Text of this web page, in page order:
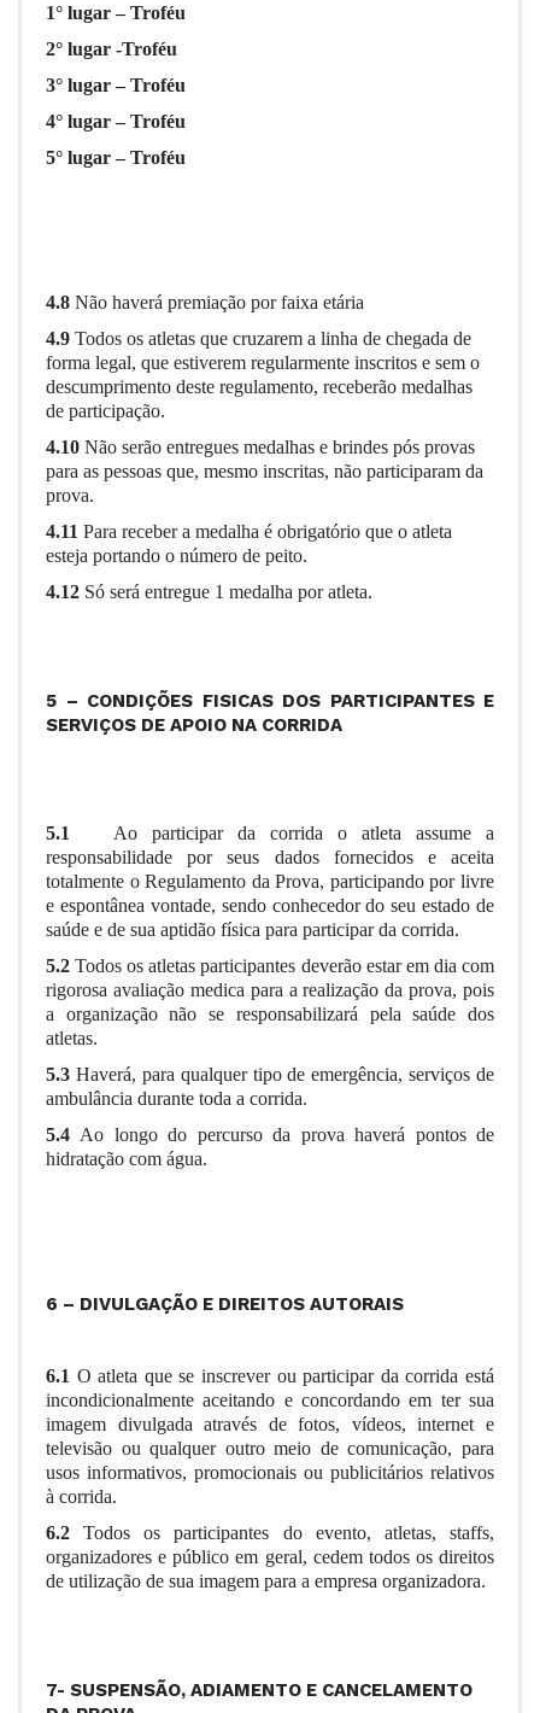
1° lugar – Troféu
2° lugar -Troféu
3° lugar – Troféu
4° lugar – Troféu
5° lugar – Troféu
4.8 Não haverá premiação por faixa etária
4.9 Todos os atletas que cruzarem a linha de chegada de
forma legal, que estiverem regularmente inscritos e sem o
descumprimento deste regulamento, receberão medalhas
de participação.
4.10 Não serão entregues medalhas e brindes pós provas
para as pessoas que, mesmo inscritas, não participaram da
prova.
4.11 Para receber a medalha é obrigatório que o atleta
esteja portando o número de peito.
4.12 Só será entregue 1 medalha por atleta.
5 – CONDIÇÕES FISICAS DOS PARTICIPANTES E
SERVIÇOS DE APOIO NA CORRIDA
5.1 Ao participar da corrida o atleta assume a
responsabilidade por seus dados fornecidos e aceita
totalmente o Regulamento da Prova, participando por livre
e espontânea vontade, sendo conhecedor do seu estado de
saúde e de sua aptidão física para participar da corrida.
5.2Todos os atletas participantes deverão estar em dia com
rigorosa avaliação medica para a realização da prova, pois
a organização não se responsabilizará pela saúde dos
atletas.
5.3 Haverá, para qualquer tipo de emergência, serviços de
ambulância durante toda a corrida.
5.4 Ao longo do percurso da prova haverá pontos de
hidratação com água.
6 – DIVULGAÇÃO E DIREITOS AUTORAIS
6.1 O atleta que se inscrever ou participar da corrida está
incondicionalmente aceitando e concordando em ter sua
imagem divulgada através de fotos, vídeos, internet e
televisão ou qualquer outro meio de comunicação, para
usos informativos, promocionais ou publicitários relativos
à corrida.
6.2Todos os participantes do evento, atletas, staffs,
organizadores e público em geral, cedem todos os direitos
de utilização de sua imagem para a empresa organizadora.
7- SUSPENSÃO, ADIAMENTO E CANCELAMENTO